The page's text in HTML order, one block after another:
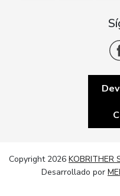
Copyright 2026 KOBRITHER
Desarrollado por